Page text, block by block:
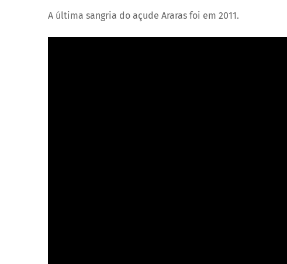
A última sangria do açude Araras foi em 2011.